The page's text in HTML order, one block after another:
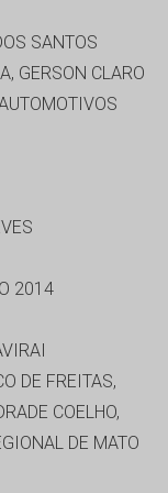
SANTOS
GERSON CLARO
2014
DE FREITAS,
COELHO,
DE MATO